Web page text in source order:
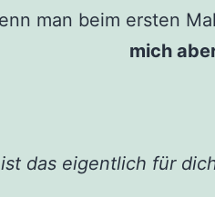
man beim ersten
mich
das eigentlich für